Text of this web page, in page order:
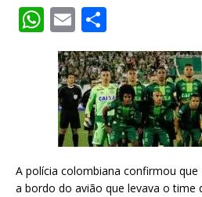
W
h
at
A
p
p
E
m
ai
l
h
ar
e
A polícia colombiana confirmou
a bordo do avião que levava o time